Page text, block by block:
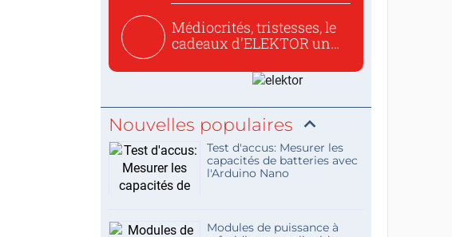
Médiocrités, tristesses, le
cadeaux d'ELEKTOR un
Nouvelles populaires
Test d'accus: Mesurer les
capacités de batteries avec
l'Arduino Nano
Modules de puissance à